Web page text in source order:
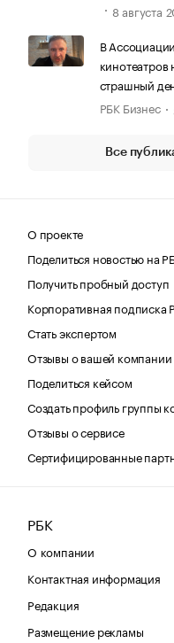
8 августа
В
кинотеатров
страшный
РБК Бизнес
Все
О проекте
Поделиться новостью на
Получить пробный доступ
Корпоративная подписка
Стать экспертом
Отзывы о вашей компании
Поделиться кейсом
Создать профиль группы
Отзывы о сервисе
Сертифицированные
РБК
О компании
Контактная информация
Редакция
Размещение рекламы